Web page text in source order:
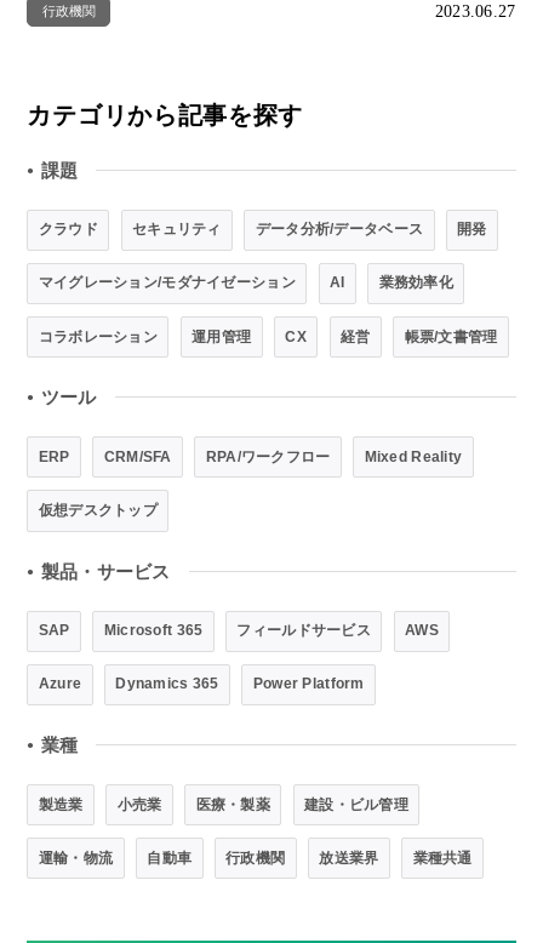
行政機関 2023.06.27
カテゴリから記事を探す
● 課題
クラウド セキュリティ データ分析/データベース 開発
マイグレーション/モダナイゼーション AI 業務効率化
コラボレーション 運用管理 CX 経営 帳票/文書管理
● ツール
ERP CRM/SFA RPA/ワークフロー Mixed Reality
仮想デスクトップ
● 製品・サービス
SAP Microsoft 365 フィールドサービス AWS
Azure Dynamics 365 Power Platform
● 業種
製造業 小売業 医療・製薬 建設・ビル管理
運輸・物流 自動車 行政機関 放送業界 業種共通